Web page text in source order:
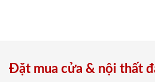
Đặt mua cửa & nội thất